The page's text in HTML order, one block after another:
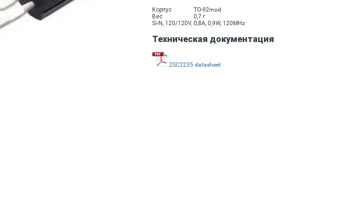
Корпус
TO-92mod
Вес
0,7 г
Si-N, 120/120V, 0,8A, 0,9W, 120MHz
Техническая документация
2SC2235 datasheet